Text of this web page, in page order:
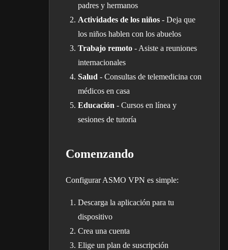
padres y hermanos
Actividades de los niños - Deja que
los niños hablen con los abuelos
Trabajo remoto - Asiste a reuniones
internacionales
Salud - Consultas de telemedicina con
médicos en casa
Educación - Cursos en línea y
sesiones de tutoría
Comenzando
Configurar ASMO VPN es simple:
Descarga la aplicación para tu
dispositivo
Crea una cuenta
Elige un plan de suscripción